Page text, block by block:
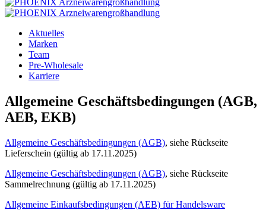
Aktuelles
Marken
Team
Pre-Wholesale
Karriere
Allgemeine Geschäftsbedingungen (AGB,
AEB, EKB)
Allgemeine Geschäftsbedingungen (AGB), siehe Rückseite
Lieferschein (gültig ab 17.11.2025)
Allgemeine Geschäftsbedingungen (AGB), siehe Rückseite
Sammelrechnung (gültig ab 17.11.2025)
Allgemeine Einkaufsbedingungen (AEB) für Handelsware